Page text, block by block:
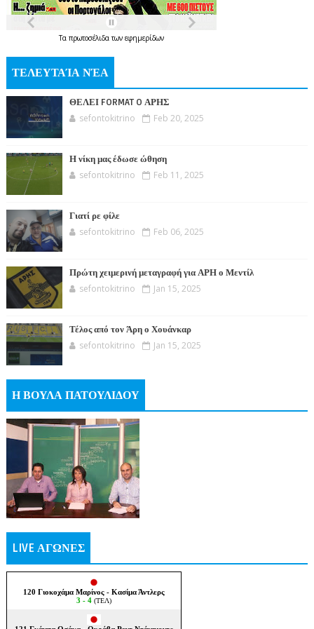
Τα πρωτοσέλιδατων εφημερίδων
ΤΕΛΕΥΤΑΊΑ ΝΈΑ
ΘΕΛΕΙ FORMAT O ΑΡΗΣ
sefontokitrino Feb 20, 2025
Η νίκη μας έδωσε ώθηση
sefontokitrino Feb 11, 2025
Γιατί ρε φίλε
sefontokitrino Feb 06, 2025
Πρώτη χειμερινή μεταγραφή για ΑΡΗ ο Μεντίλ
sefontokitrino Jan 15, 2025
Τέλος από τον Άρη ο Χουάνκαρ
sefontokitrino Jan 15, 2025
Η ΒΟΥΛΑ ΠΑΤΟΥΛΙΔΟΥ
LIVE ΑΓΩΝΕΣ